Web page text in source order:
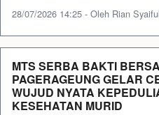
28/07/2026 14:25 - Oleh Rian
MTS SERBA BAKTI
PAGERAGEUNG GELAR
WUJUD NYATA
KESEHATAN MURID